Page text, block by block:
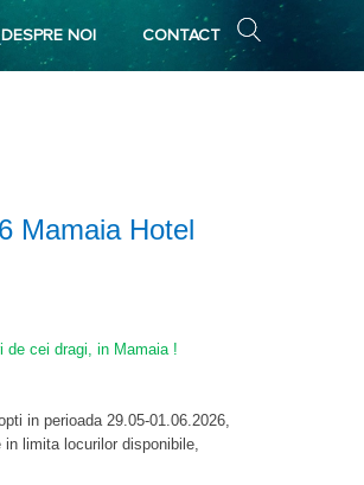
DESPRE NOI CONTACT
Mamaia Hotel
de cei dragi, in Mamaia !
in perioada 29.05-01.06.2026,
limita locurilor disponibile,